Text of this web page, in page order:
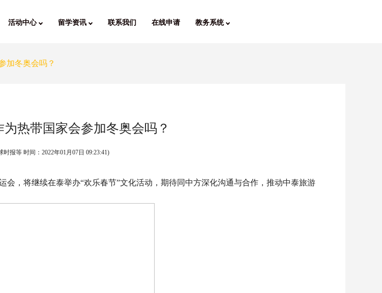
活动中心 留学资讯 联系我们 在线申请 教务系统
加冬奥会吗？
热带国家会参加冬奥会吗？
时报等 时间： 2022年01月07日 09:23:41)
，将继续在泰举办“欢乐春节”文化活动，期待同中方深化沟通与合作，推动中泰旅游